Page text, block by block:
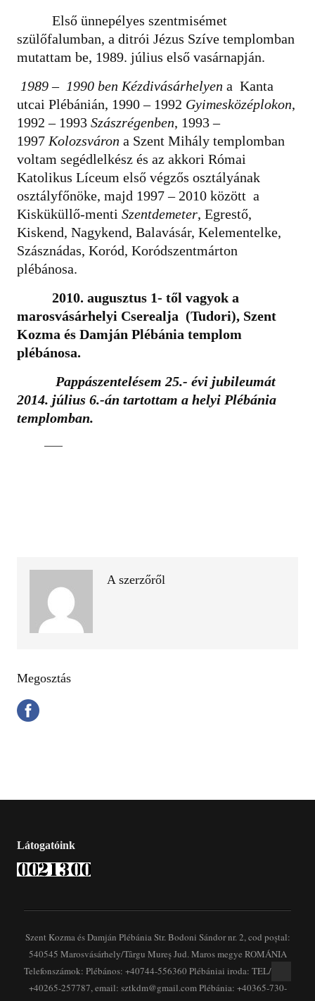
Első ünnepélyes szentmisémet
szülőfalumban, a ditrói Jézus Szíve templomban
mutattam be, 1989. július első vasárnapján.
1989 – 1990 ben Kézdivásárhelyen a Kanta
utcai Plébánián, 1990 – 1992 Gyimesközéplokon,
1992 – 1993 Szászrégenben, 1993 –
1997 Kolozsváron a Szent Mihály templomban
voltam segédlelkész és az akkori Római
Katolikus Líceum első végzős osztályának
osztályfőnöke, majd 1997 – 2010 között a
Kisküküllő-menti Szentdemeter, Egrestő,
Kiskend, Nagykend, Balavásár, Kelementelke,
Szásznádas, Koród, Koródszentmárton
plébánosa.
2010. augusztus 1- től vagyok a
marosvásárhelyi Cserealja (Tudori), Szent
Kozma és Damján Plébánia templom
plébánosa.
Pappászentelésem 25.- évi jubileumát
2014. július 6.-án tartottam a helyi Plébánia
templomban.
——
A szerzőről
Megosztás
Látogatóink
Szent Kozma és Damján Plébánia Str. Bodoni Sándor nr. 2, cod poștal:
540545 Marosvásárhely/Târgu Mureș Jud. Maros megye ROMÁNIA
Telefonszámok: Plébános: +40744-556360 Plébániai iroda: TEL/FAX:
+40265-257787, email: sztkdm@gmail.com Plébánia: +40365-730-